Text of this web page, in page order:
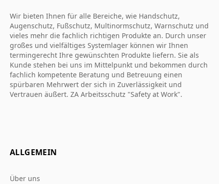
Wir bieten Ihnen für alle Bereiche, wie Handschutz,
Augenschutz, Fußschutz, Multinormschutz, Warnschutz und
vieles mehr die fachlich richtigen Produkte an. Durch unser
großes und vielfältiges Systemlager können wir Ihnen
termingerecht Ihre gewünschten Produkte liefern. Sie als
Kunde stehen bei uns im Mittelpunkt und bekommen durch
fachlich kompetente Beratung und Betreuung einen
spürbaren Mehrwert der sich in Zuverlässigkeit und
Vertrauen äußert. ZA Arbeitsschutz "Safety at Work".
ALLGEMEIN
Über uns